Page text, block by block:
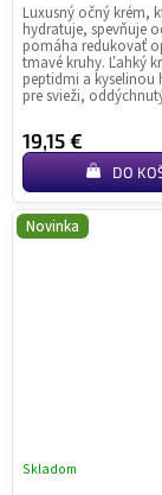
19,15 €
DO
Luxusný očný krém,
hydratuje, spevňuje
pomáha redukovať
tmavé kruhy. Ľahký
peptidmi a
pre svieži,
Novinka
Skladom